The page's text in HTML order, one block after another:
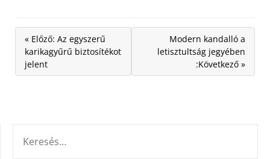
« Előző: Az egyszerű
karikagyűrű biztosítékot
jelent
Modern kandalló a
letisztultság jegyében
:Következő »